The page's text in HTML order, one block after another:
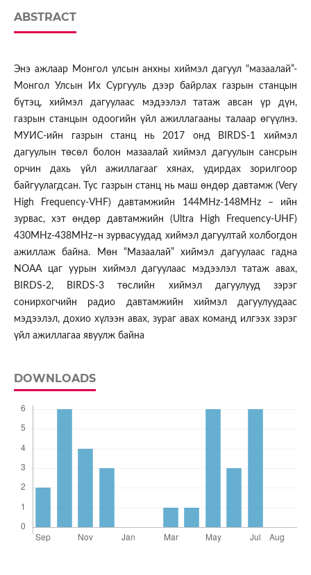
ABSTRACT
Энэ ажлаар Монгол улсын анхны хиймэл дагуул "мазаалай”-
Монгол Улсын Их Сургууль дээр байрлах газрын станцын
бүтэц, хиймэл дагуулаас мэдээлэл татаж авсан үр дүн,
газрын станцын одоогийн үйл ажиллагааны талаар өгүүлнэ.
МУИС-ийн газрын станц нь 2017 онд BIRDS-1 хиймэл
дагуулын төсөл болон мазаалай хиймэл дагуулын сансрын
орчин дахь үйл ажиллагааг хянах, удирдах зорилгоор
байгуулагдсан. Тус газрын станц нь маш өндөр давтамж (Very
High Frequency-VHF) давтамжийн 144MHz-148MHz – ийн
зурвас, хэт өндөр давтамжийн (Ultra High Frequency-UHF)
430MHz-438MHz–н зурвасуудад хиймэл дагуултай холбогдон
ажиллаж байна. Мөн “Мазаалай” хиймэл дагуулаас гадна
NOAA цаг уурын хиймэл дагуулаас мэдээлэл татаж авах,
BIRDS-2, BIRDS-3 төслийн хиймэл дагуулууд зэрэг
сонирхогчийн радио давтамжийн хиймэл дагуулуудаас
мэдээлэл, дохио хүлээн авах, зураг авах команд илгээх зэрэг
үйл ажиллагаа явуулж байна
DOWNLOADS